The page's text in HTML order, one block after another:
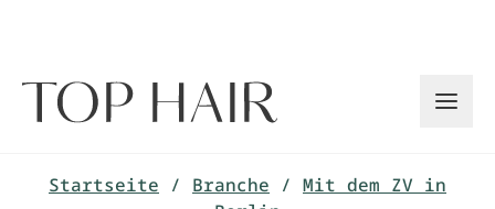
Startseite / Branche / Mit dem ZV in